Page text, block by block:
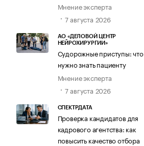
Мнение эксперта
7 августа 2026
АО «ДЕЛОВОЙ ЦЕНТР
НЕЙРОХИРУРГИИ»
Судорожные приступы: что
нужно знать пациенту
Мнение эксперта
7 августа 2026
СПЕКТРДАТА
Проверка кандидатов для
кадрового агентства: как
повысить качество отбора